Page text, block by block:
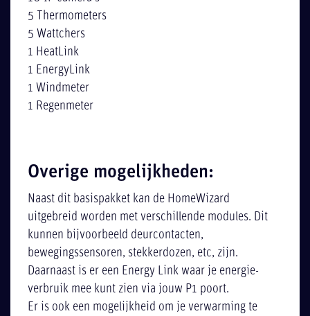
5 Thermometers
5 Wattchers
1 HeatLink
1 EnergyLink
1 Windmeter
1 Regenmeter
Overige mogelijkheden:
Naast dit basispakket kan de HomeWizard
uitgebreid worden met verschillende modules. Dit
kunnen bijvoorbeeld deurcontacten,
bewegingssensoren, stekkerdozen, etc, zijn.
Daarnaast is er een Energy Link waar je energie-
verbruik mee kunt zien via jouw P1 poort.
Er is ook een mogelijkheid om je verwarming te